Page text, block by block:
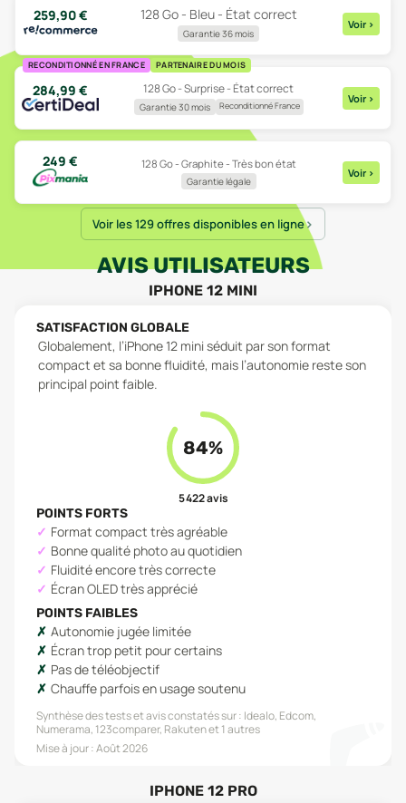
259,90€ 128 Go - Bleu - État correct
Garantie 36 mois
Voir >
RECONDITIONNÉ EN FRANCE PARTENAIRE DU MOIS
284,99 € 128 Go - Surprise - État correct
Garantie 30 mois Reconditionné France
Voir >
249 € 128 Go - Graphite - Très bon état
Garantie légale
Voir >
Voir les 129 offres disponibles en ligne
AVIS UTILISATEURS
IPHONE 12 MINI
SATISFACTION GLOBALE
Globalement, l’iPhone 12 mini séduit par son format
compact et sa bonne fluidité, mais l’autonomie reste son
principal point faible.
84%
5 422avis
POINTS FORTS
Format compact très agréable
Bonne qualité photo au quotidien
Fluidité encore très correcte
Écran OLED très apprécié
POINTS FAIBLES
Autonomie jugée limitée
Écran trop petit pour certains
Pas de téléobjectif
Chauffe parfois en usage soutenu
Synthèse des tests et avis constatés sur : Idealo, Edcom,
Numerama, 123comparer, Rakutenet 1 autres
Mise à jour :Août 2026
IPHONE 12 PRO